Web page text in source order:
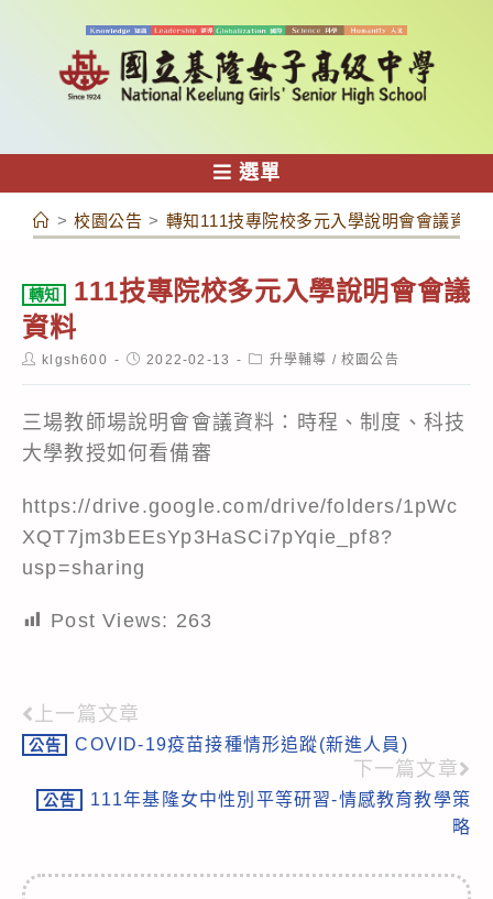
容
選單
> 校園公告 > 轉知111技專院校多元入學說明會會議資料
轉知
111技專院校多元入學說明會會議
資料
Postklgsh600
Post2022-02-13
Post升學輔導 / 校園公告
三場教師場說明會會議資料：時程、制度、科技
大學教授如何看備審
https://drive.google.com/drive/folders/1pWc
XQT7jm3bEEsYp3HaSCi7pYqie_pf8?
usp=sharing
Post Views: 263
Read
more
articles
上一篇文章
公告 COVID-19疫苗接種情形追蹤(新進人員)
下一篇文章
公告
111年基隆女中性別平等研習-情感教育教學策
略